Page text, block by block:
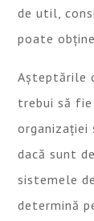
de util,
poate
Așteptările
trebui să
organizației
dacă sunt
sistemele
determină